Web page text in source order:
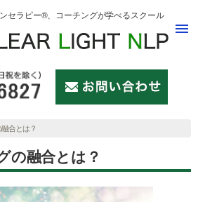
セラピー®、コーチングが学べるスクール
menu
合とは？
の融合とは？